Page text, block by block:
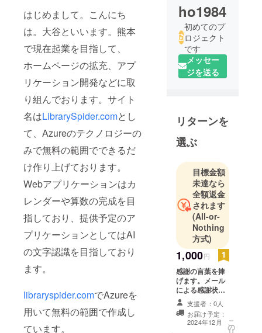
はじめまして。こんにち
は。大谷といいます。熊本
で現在起業を目指して、
ホームページの拡充、アプ
リケーション開発などに取
り組んでおります。サイト
名はLibrarySpider.comとし
て、Azureのテクノロジーの
みで無料の範囲でできるだ
け作り上げております。
Webアプリケーションはカ
レンダーや算数の完成を目
指しており、提供予定のア
プリケーションとしてはAI
の文字認識を目指しており
ます。
libraryspider.comでAzureを
用いて無料の範囲で作成し
ています。
ho1984
初めてのプ
ロジェクト
です
メッセー
ジを送る
リターンを
選ぶ
目標金額
未達なら
全額返金
されます
(All-or-
Nothing
方式)
1,000円
感謝の言葉を捧
げます。メール
による感謝状を
提供します。も
し、お届け予定
日までに目標金
額に達した場
支援者：0人
お届け予定：
2024年12月
こ
の